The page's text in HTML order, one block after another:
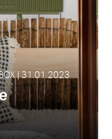
| 31.01.2023